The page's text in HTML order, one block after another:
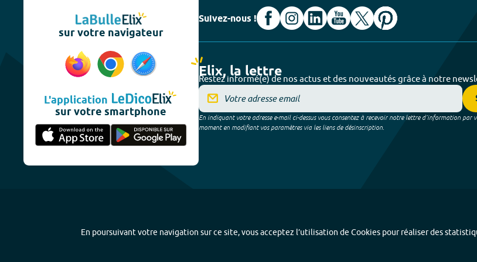
sur votre navigateur
L'application
sur votre smartphone
Suivez-nous !
Elix, la lettre
Restez informé(e) de nos actus et des nouveautés grâce à notre
En indiquant votre adresse e-mail ci-dessus vous consentez à recevoir notre lettre d’information par
moment en modifiant vos paramètres via les liens de désinscription.
En poursuivant votre navigation sur ce site, vous acceptez l’utilisation de Cookies pour réaliser des